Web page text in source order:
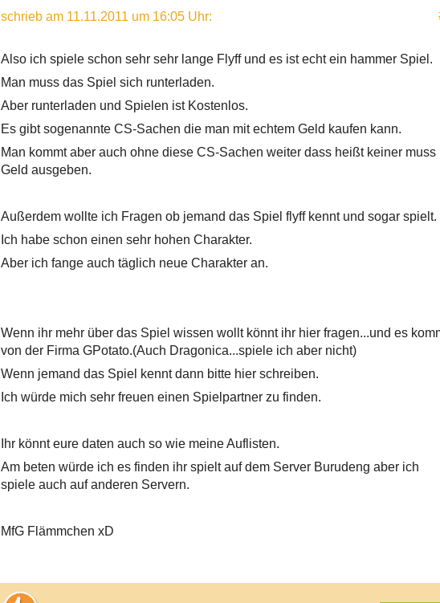
Gesellschaft & Politik
Universum
Kunst
Technik
Kinderuni
Fragen und Antworten
schrieb am 11.11.2011 um 16:05 Uhr:
Also ich spiele schon sehr sehr lange Flyff und es ist echt ein hammer Spiel.
Man muss das Spiel sich runterladen.
Aber runterladen und Spielen ist Kostenlos.
Es gibt sogenannte CS-Sachen die man mit echtem Geld kaufen kann.
Man kommt aber auch ohne diese CS-Sachen weiter dass heißt keiner muss
Geld ausgeben.
Außerdem wollte ich Fragen ob jemand das Spiel flyff kennt und sogar spielt.
Ich habe schon einen sehr hohen Charakter.
Aber ich fange auch täglich neue Charakter an.
Wenn ihr mehr über das Spiel wissen wollt könnt ihr hier fragen...und es
von der Firma GPotato.(Auch Dragonica...spiele ich aber nicht)
Wenn jemand das Spiel kennt dann bitte hier schreiben.
Ich würde mich sehr freuen einen Spielpartner zu finden.
Ihr könnt eure daten auch so wie meine Auflisten.
Am beten würde ich es finden ihr spielt auf dem Server Burudeng aber ich
spiele auch auf anderen Servern.
MfG Flämmchen xD